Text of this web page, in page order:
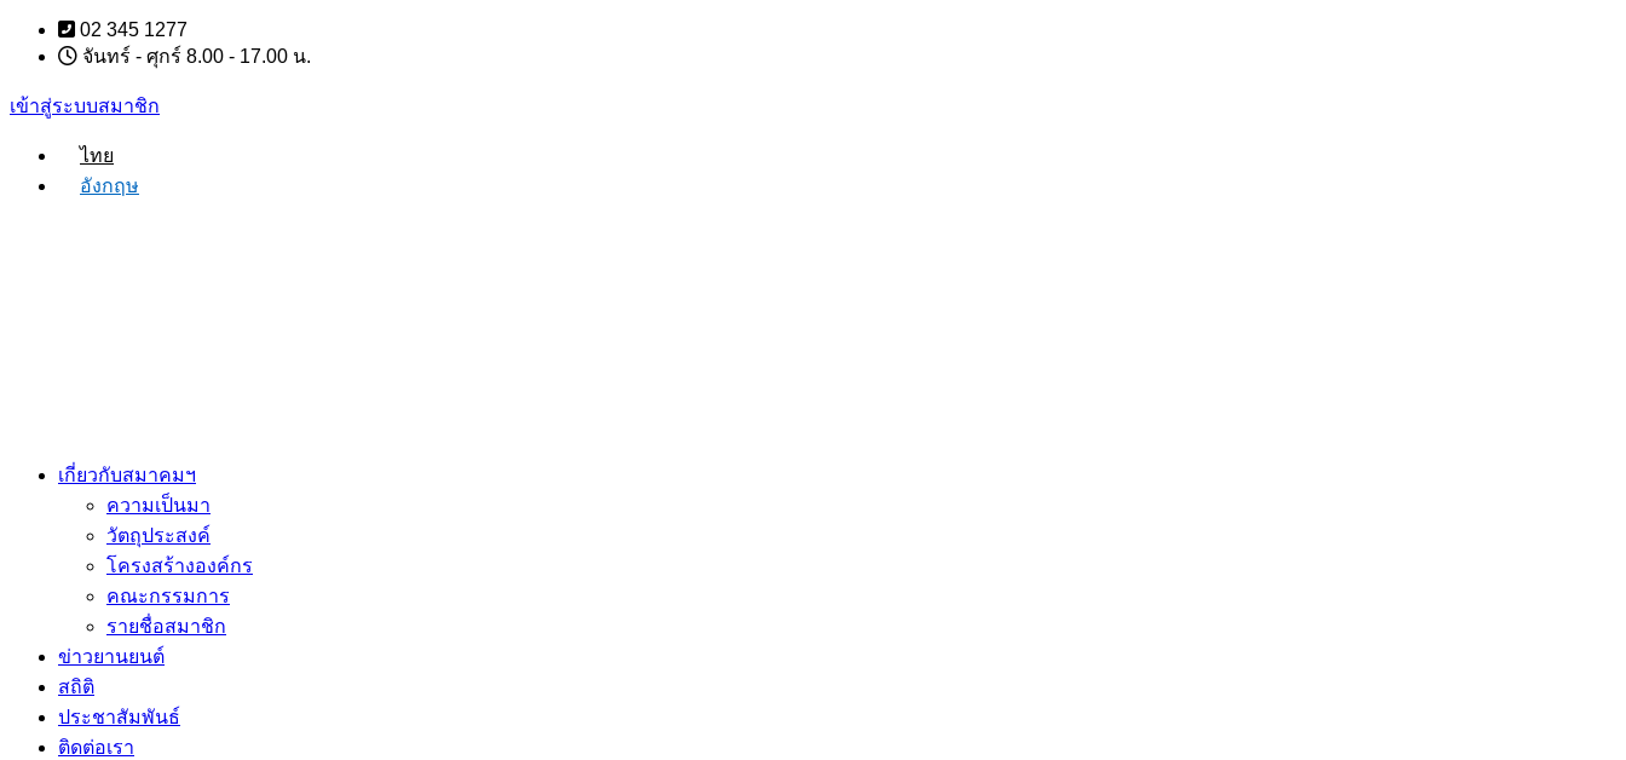
Skip
content
02 345 1277
จันทร์ - ศุกร์ 8.00 - 17.00 น.
เข้าสู่ระบบสมาชิก
ไทย
อังกฤษ
เกี่ยวกับสมาคมฯ
ความเป็นมา
วัตถุประสงค์
โครงสร้างองค์กร
คณะกรรมการ
รายชื่อสมาชิก
ข่าวยานยนต์
สถิติ
ประชาสัมพันธ์
ติดต่อเรา